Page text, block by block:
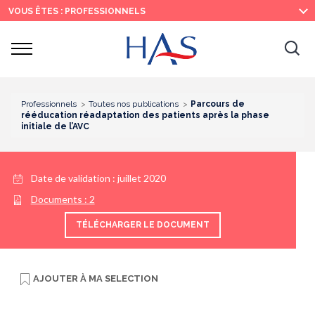
Recherche
Menu
principal
Contenu
principal
VOUS ÊTES : PROFESSIONNELS
Ouvrir
Professionnels Toutes nos publications
Parcours de
rééducation réadaptation des patients après la phase
initiale de l’AVC
Date de validation : juillet 2020
Documents : 2
TÉLÉCHARGER LE DOCUMENT
AJOUTER À MA SELECTION